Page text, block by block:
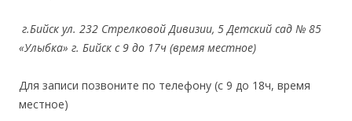
г.Бийск ул. 232 Стрелковой Дивизии, 5Детский сад № 85
«Улыбка» г. Бийск с 9 до 17ч (время местное)
Для записи позвоните по телефону (с 9 до 18ч, время
местное)